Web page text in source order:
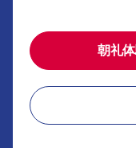
朝礼